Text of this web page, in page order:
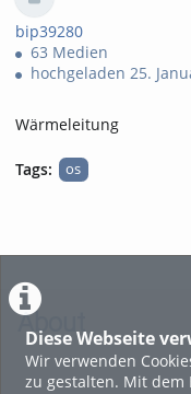
Diese Webseite
Wir verwenden
zu gestalten. Mit dem
bip39280
63 Medien
hochgeladen 25.
Wärmeleitung
Tags: os
About